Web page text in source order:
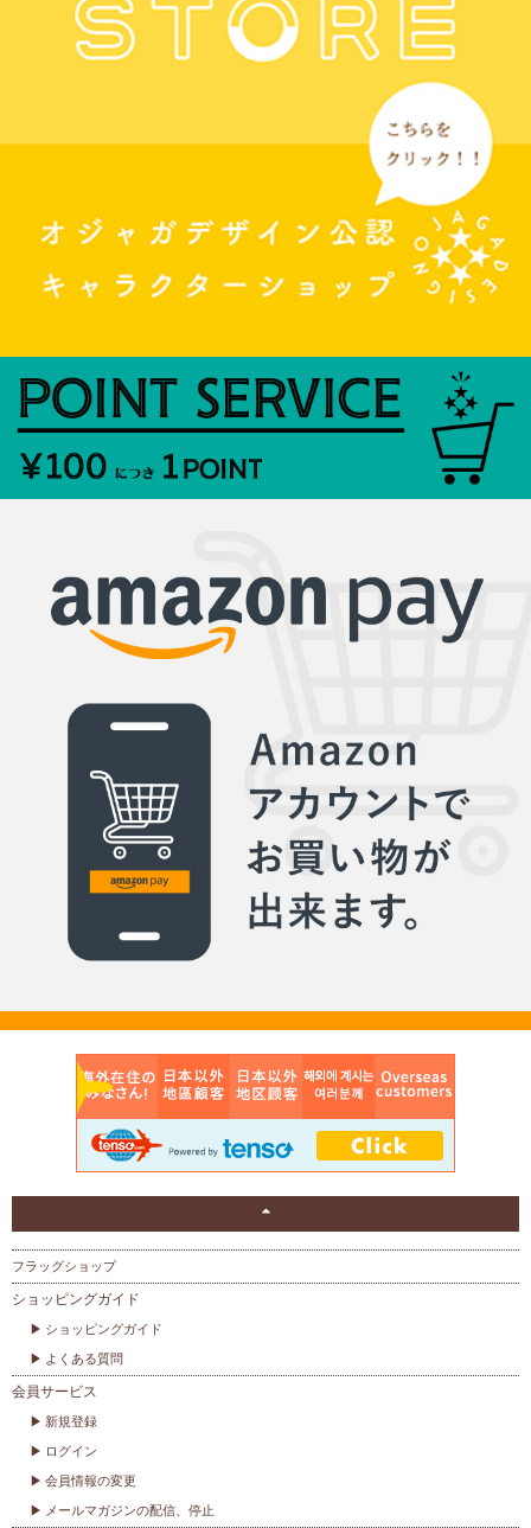
フラッグショップ
ショッピングガイド
ショッピングガイド
よくある質問
会員サービス
新規登録
ログイン
会員情報の変更
メールマガジンの配信、停止